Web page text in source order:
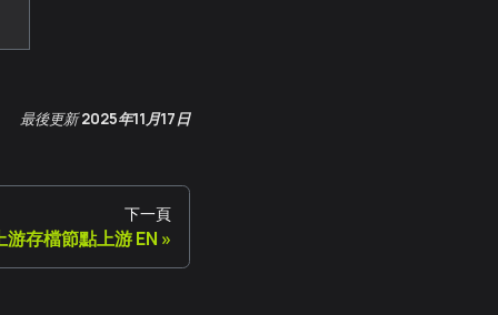
最後更新 2025年11月17日
下一頁
游存檔節點上游 EN